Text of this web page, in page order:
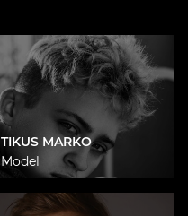
TIKUS MARKO
Model